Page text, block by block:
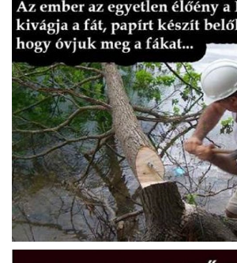
Magyar Deutsch English